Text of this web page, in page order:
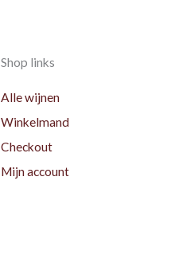
Shop links
Alle wijnen
Winkelmand
Checkout
Mijn account